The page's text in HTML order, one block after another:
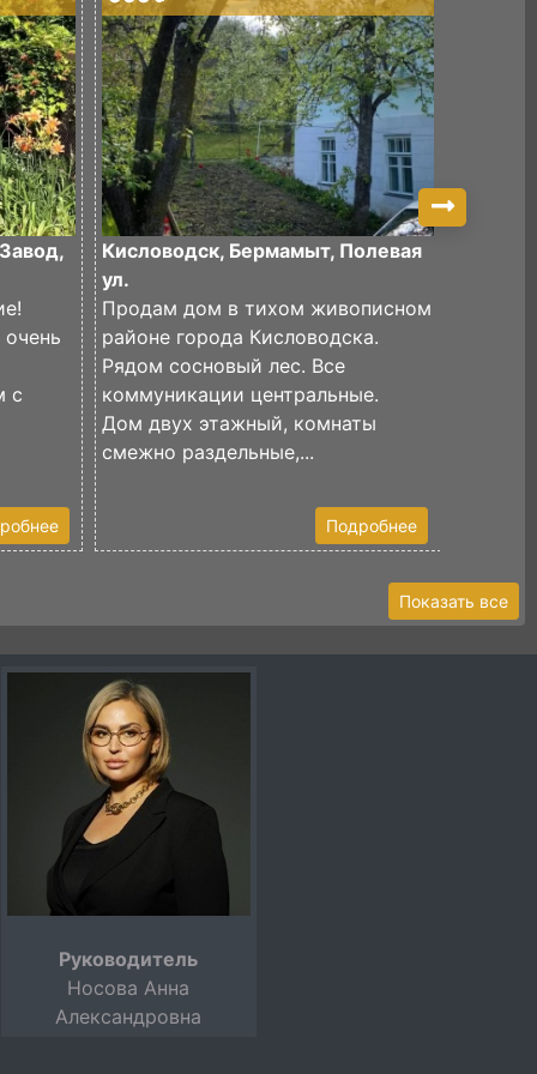
с
Кисловодск, Бермамыт, Полевая
ул.
Продам дом в тихом живописном
районе города Кисловодска.
Рядом сосновый лес. Все
коммуникации центральные.
Дом двух этажный, комнаты
смежно раздельные,...
Подробнее
Показать все
Руководитель
Носова Анна
Александровна